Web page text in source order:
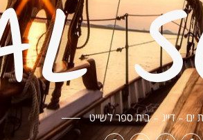
ים – דייג – בית ספר לשייט